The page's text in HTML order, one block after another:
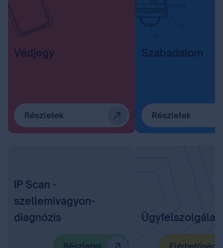
Védjegy
Részletek
Szabadalom
Részletek
IP Scan -
szellemivagyon-
diagnózis
Részletek
Ügyfélszolgálat